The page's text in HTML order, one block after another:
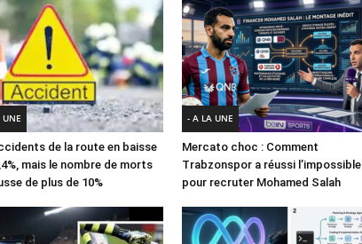
de la route en baisse
mais le nombre de morts
de plus de 10%
- A LA UNE
Mercato choc : Comment
Trabzonspor a réussi l’impossible
pour recruter Mohamed Salah